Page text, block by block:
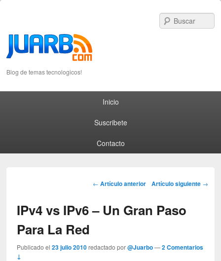
Blog de temas tecnologicos!
Inicio
Suscribete
Contacto
Post navigation
← Artículo anterior Artículo siguiente →
IPv4 vs IPv6 – Un Gran Paso
Para La Red
Publicado el23 julio 2010 redactado por@Juarbo —2 Comentarios
↓